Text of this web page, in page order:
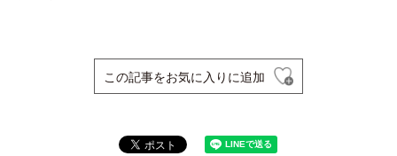
この記事をお気に入りに追加